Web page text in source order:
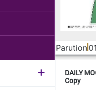
Parution
DAILY
Copy